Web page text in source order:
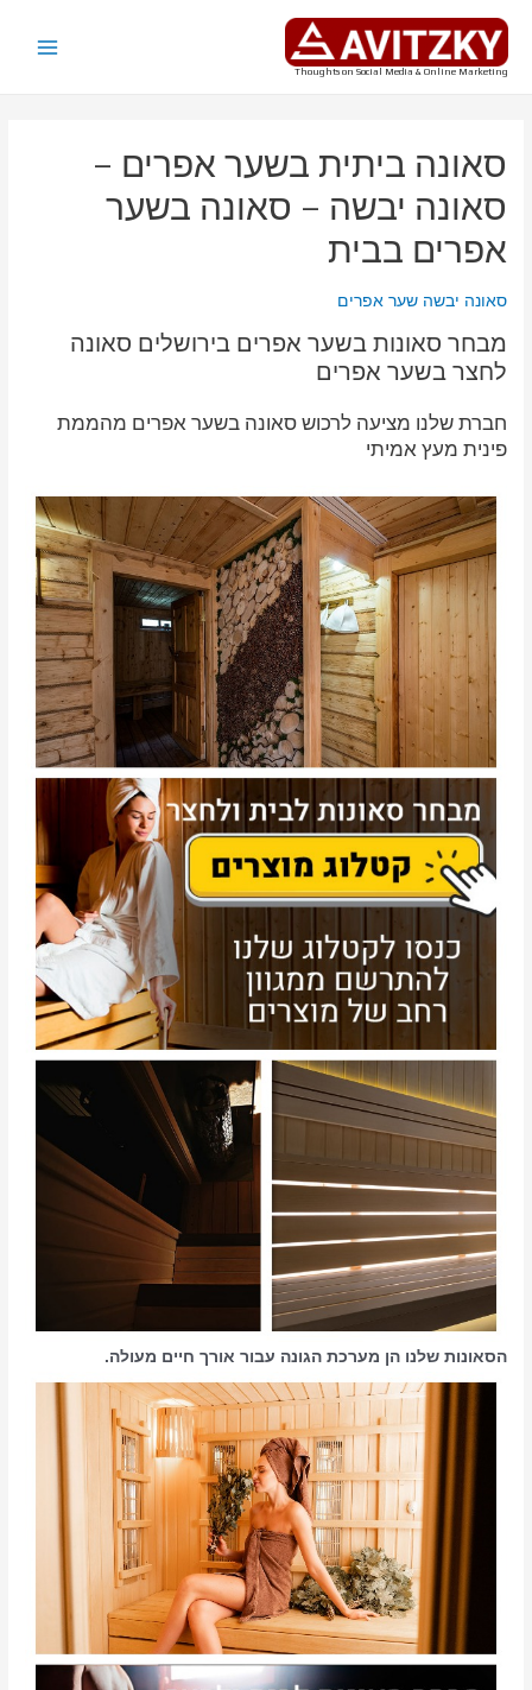
דילוג
לתוכן
Thoughts on Social Media & Online Marketing
סאונה ביתית בשער אפרים –
סאונה יבשה – סאונה בשער
אפרים בבית
סאונה יבשה שער אפרים
מבחר סאונות בשער אפרים בירושלים סאונה
לחצר בשער אפרים
חברת שלנו מציעה לרכוש סאונה בשער אפרים מהממת
פינית מעץ אמיתי
הסאונות שלנו הן מערכת הגונה עבור אורך חיים מעולה.